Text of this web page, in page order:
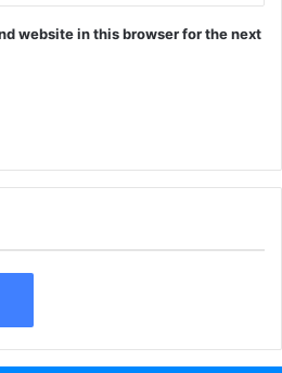
website in this browser for the next